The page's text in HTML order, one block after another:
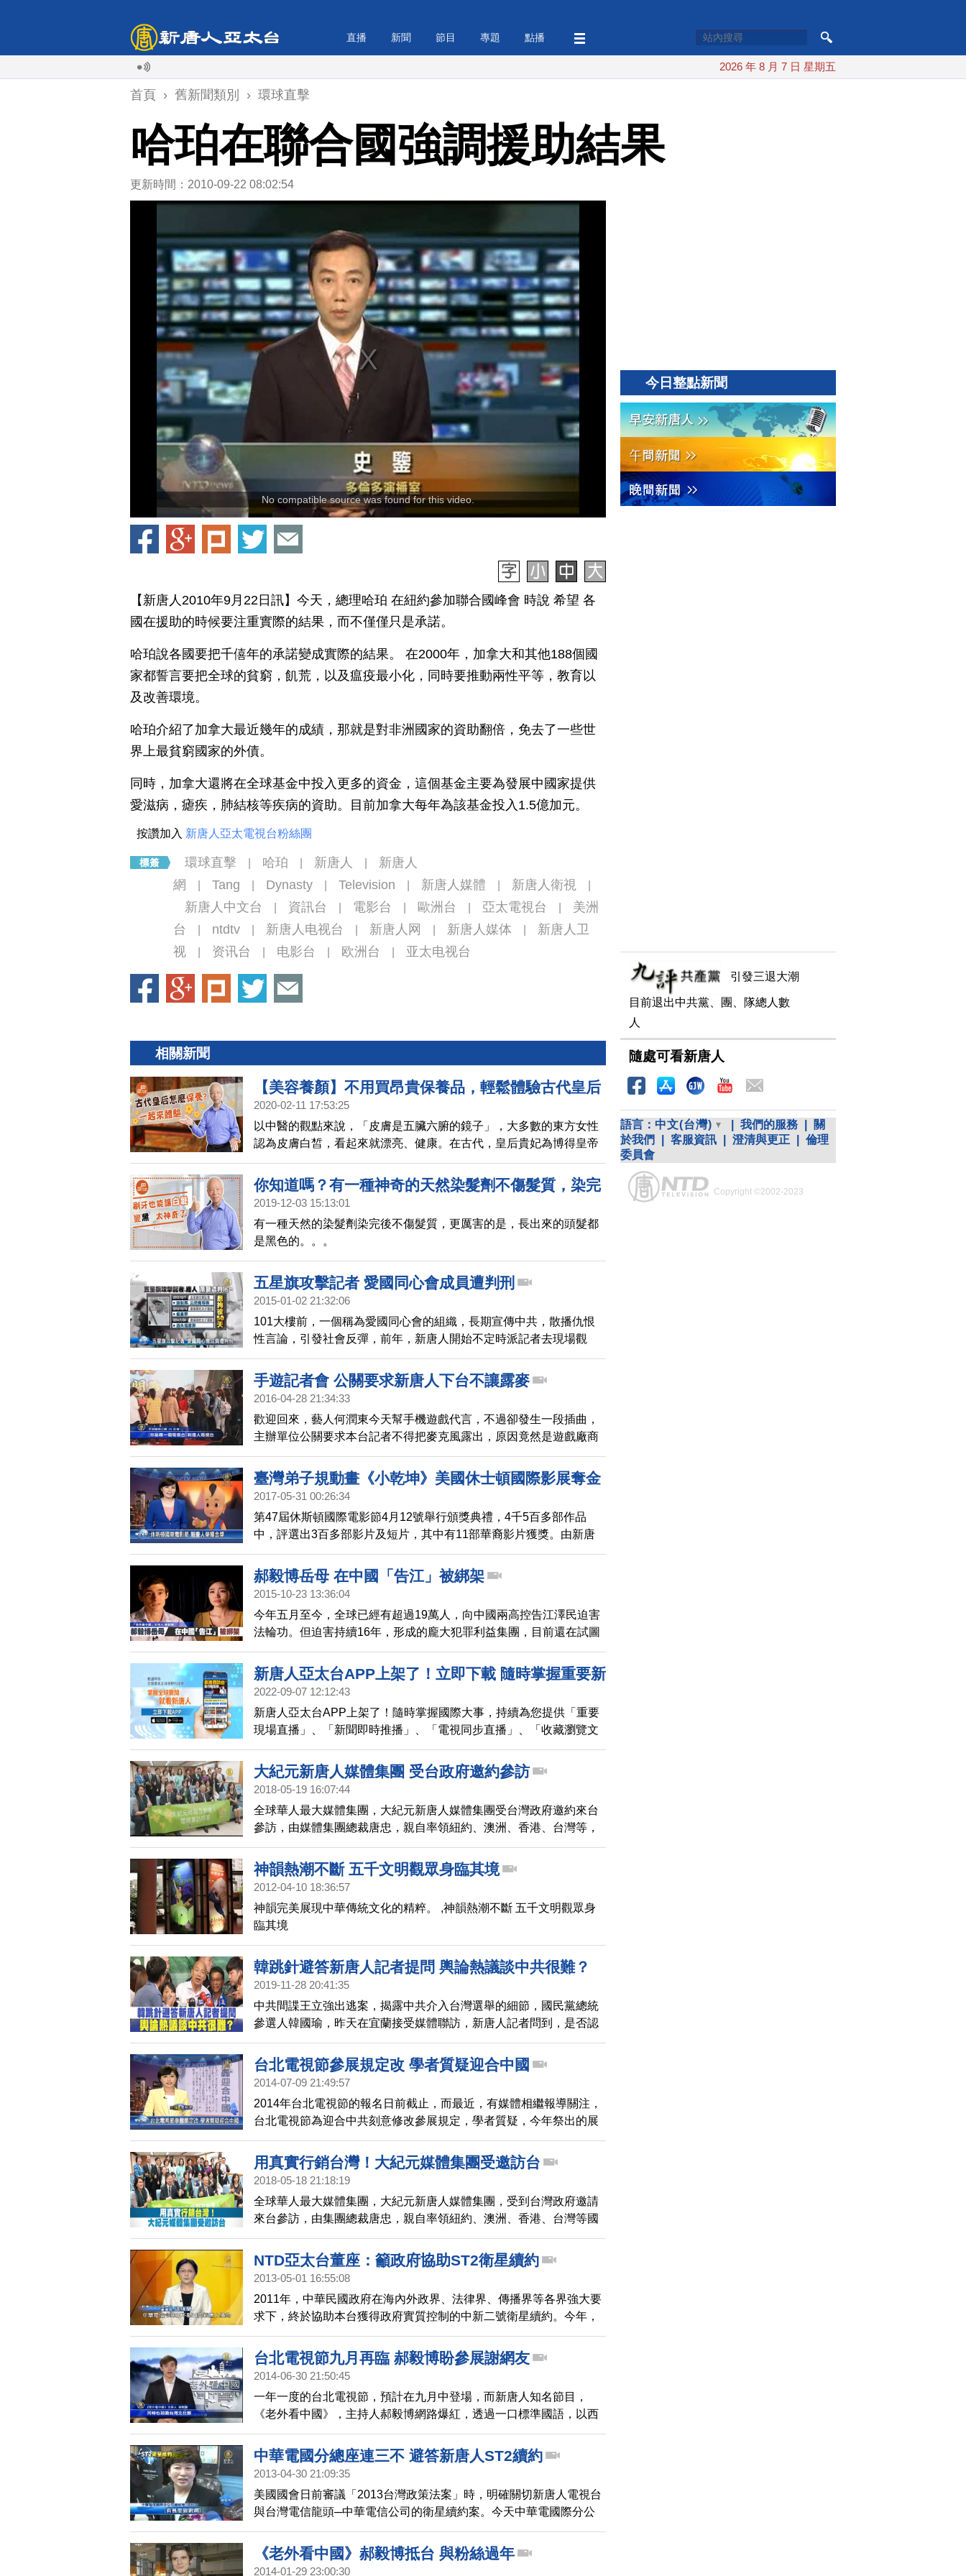
直播 新聞 節目 專題 點播
2026 年 8 月 7 日 星期五
首頁 › 舊新聞類別 › 環球直擊
哈珀在聯合國強調援助結果
更新時間：2010-09-22 08:02:54
No compatible source was found for this video.
【新唐人2010年9月22日訊】今天，總理哈珀 在紐約參加聯合國峰會 時說 希望 各
國在援助的時候要注重實際的結果，而不僅僅只是承諾。
哈珀說各國要把千僖年的承諾變成實際的結果。 在2000年，加拿大和其他188個國
家都誓言要把全球的貧窮，飢荒，以及瘟疫最小化，同時要推動兩性平等，教育以
及改善環境。
哈珀介紹了加拿大最近幾年的成績，那就是對非洲國家的資助翻倍，免去了一些世
界上最貧窮國家的外債。
同時，加拿大還將在全球基金中投入更多的資金，這個基金主要為發展中國家提供
愛滋病，瘧疾，肺結核等疾病的資助。目前加拿大每年為該基金投入1.5億加元。
按讚加入 新唐人亞太電視台粉絲團
環球直擊 哈珀 新唐人
新唐人
網
Tang Dynasty Television 新唐人媒體 新唐人衛視
新唐人中文台 資訊台 電影台 歐洲台 亞太電視台
美洲
台
ntdtv 新唐人电视台 新唐人网 新唐人媒体
新唐人卫
视
资讯台 电影台 欧洲台 亚太电视台
相關新聞
【美容養顏】不用買昂貴保養品，輕鬆體驗古代皇后
級的護膚美容法「面白脫如雪，身光白如素」 | 胡乃
文開講02
2020-02-11 17:53:25
以中醫的觀點來說，「皮膚是五臟六腑的鏡子」，大多數的東方女性
認為皮膚白皙，看起來就漂亮、健康。在古代，皇后貴妃為博得皇帝
的寵愛，也十分注重身體各部位的保養，使得自己「面白脫如雪，身
光白如素」。
你知道嗎？有一種神奇的天然染髮劑不傷髮質，染完
後還能長出黑髮｜胡乃文開講04
2019-12-03 15:13:01
有一種天然的染髮劑染完後不傷髮質，更厲害的是，長出來的頭髮都
是黑色的。。。
五星旗攻擊記者 愛國同心會成員遭判刑
2015-01-02 21:32:06
101大樓前，一個稱為愛國同心會的組織，長期宣傳中共，散播仇恨
性言論，引發社會反彈，前年，新唐人開始不定時派記者去現場觀
察、採訪，卻遭到同心會成員，以五星旗攻擊、阻撓拍攝，甚至毀損
記者手機，去年，檢方對這起案件提起公訴，而台北地院日前作出判
決，判處愛國同心會成員，強制罪及公然侮辱罪，也保障了新聞記者
手遊記者會 公關要求新唐人下台不讓露麥
2016-04-28 21:34:33
歡迎回來，藝人何潤東今天幫手機遊戲代言，不過卻發生一段插曲，
主辦單位公關要求本台記者不得把麥克風露出，原因竟然是遊戲廠商
背後有中國廠商。
臺灣弟子規動畫《小乾坤》美國休士頓國際影展奪金
2017-05-31 00:26:34
第47屆休斯頓國際電影節4月12號舉行頒獎典禮，4千5百多部作品
中，評選出3百多部影片及短片，其中有11部華裔影片獲獎。由新唐
人亞太台製作的3D兒童動畫片《天庭小子-小乾坤》 獲得兒童類電視
節目金獎，也是台灣第一部榮獲這項殊榮的動畫影片。
郝毅博岳母 在中國「告江」被綁架
2015-10-23 13:36:04
今年五月至今，全球已經有超過19萬人，向中國兩高控告江澤民迫害
法輪功。但迫害持續16年，形成的龐大犯罪利益集團，目前還在試圖
阻擋「法辦迫害元兇」。新唐人氣象主播 臣倩的媽媽，同時也是老外
主持人郝毅博的岳母，就因為控告江澤民，在這個星期三，被黑龍江
警方抓捕。
新唐人亞太台APP上架了！立即下載 隨時掌握重要新
聞！
2022-09-07 12:12:43
新唐人亞太台APP上架了！隨時掌握國際大事，持續為您提供「重要
現場直播」、「新聞即時推播」、「電視同步直播」、「收藏瀏覽文
章」等好用功能，邀請大家一起來下載。
大紀元新唐人媒體集團 受台政府邀約參訪
2018-05-19 16:07:44
全球華人最大媒體集團，大紀元新唐人媒體集團受台灣政府邀約來台
參訪，由媒體集團總裁唐忠，親自率領紐約、澳洲、香港、台灣等，
20多位高階主管來台，成員盛大隆重，第一天上午，參訪僑委會及陸
委會，兩會委員長、副主委都親自迎接，帶您看到稍早畫面。
神韻熱潮不斷 五千文明觀眾身臨其境
2012-04-10 18:36:57
神韻完美展現中華傳統文化的精粹。 ,神韻熱潮不斷 五千文明觀眾身
臨其境
韓跳針避答新唐人記者提問 輿論熱議談中共很難？
2019-11-28 20:41:35
中共間諜王立強出逃案，揭露中共介入台灣選舉的細節，國民黨總統
參選人韓國瑜，昨天在宜蘭接受媒體聯訪，新唐人記者問到，是否認
為中共介入選舉？是否願意呼籲中共不要介入選舉？韓國瑜數度跳
針，反問哪家媒體，卻沒有回答記者提問，這段畫面在台灣多個臉書
粉絲團以及政論節目上被討論。
台北電視節參展規定改 學者質疑迎合中國
2014-07-09 21:49:57
2014年台北電視節的報名日前截止，而最近，有媒體相繼報導關注，
台北電視節為迎合中共刻意修改參展規定，學者質疑，今年祭出的展
位資格審查，就是為了技術性攔阻報導中國真相的新唐人參展，迎合
中共的言論審查標準。
用真實行銷台灣！大紀元媒體集團受邀訪台
2018-05-18 21:18:19
全球華人最大媒體集團，大紀元新唐人媒體集團，受到台灣政府邀請
來台參訪，由集團總裁唐忠，親自率領紐約、澳洲、香港、台灣等國
家、20多位高階主管，訪問各單位及企業，僑委會也特別安排文化美
食之旅，過程點滴，帶給團員們，滿滿的感動與 新思維。
NTD亞太台董座：籲政府協助ST2衛星續約
2013-05-01 16:55:08
2011年，中華民國政府在海內外政界、法律界、傳播界等各界強大要
求下，終於協助本台獲得政府實質控制的中新二號衛星續約。今年，
新唐人亞太電視再度遭遇中華電信是否繼續提供中新二號衛星服務的
續約問題。本台董事長張瑞蘭女士，今天對海內外發表公開談話，籲
請台灣政府大家長馬英九總統，儘速協助新唐人亞太電視與中華電信
人觀眾服務。
台北電視節九月再臨 郝毅博盼參展謝網友
2014-06-30 21:50:45
一年一度的台北電視節，預計在九月中登場，而新唐人知名節目，
《老外看中國》，主持人郝毅博網路爆紅，透過一口標準國語，以西
方觀點幽默分析中國時事，屆 時也有機會和新唐人其他得獎作品，一
起參展。但因為去年發生中國廠商集體退展要脅新唐人，郝毅博號召
網友寄信，鼓勵文化部挺住台灣自由民主空氣，支持新唐 人參展。
中華電國分總座連三不 避答新唐人ST2續約
2013-04-30 21:09:35
美國國會日前審議「2013台灣政策法案」時，明確關切新唐人電視台
與台灣電信龍頭─中華電信公司的衛星續約案。今天中華電國際分公
司被問到續約案時連三說不，清楚表示「這個不能提」、「都不能
講」，引發揣測。前中華電董事長賀陳旦受訪時說，寬頻人權是中華
電主張，希望中華電同仁有勇氣維護台灣的自由言論環境。
《老外看中國》郝毅博抵台 與粉絲過年
2014-01-29 23:00:30
今日整點新聞
引發三退大潮
目前退出中共黨、團、隊總人數
人
隨處可看新唐人
語言： 中文(台灣) 我們的服務
關
於我們
客服資訊 澄清與更正
倫理
委員會
Copyright ©2002-2023